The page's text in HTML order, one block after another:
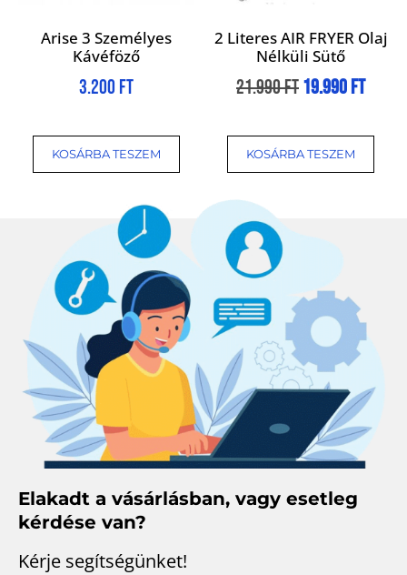
Arise 3 Személyes
Kávéföző
3.200 Ft
KOSÁRBA TESZEM
2 Literes AIR FRYER Olaj
Nélküli Sütő
21.990Ft19.990Ft
KOSÁRBA TESZEM
Elakadt a vásárlásban, vagy esetleg
kérdése van?
Kérje segítségünket!